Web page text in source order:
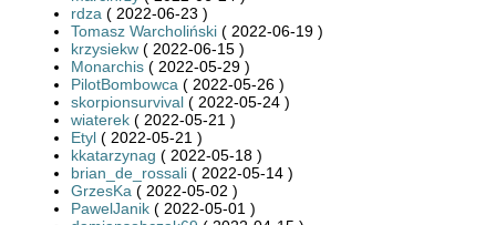
rdza ( 2022-06-23 )
Tomasz Warcholiński ( 2022-06-19 )
krzysiekw ( 2022-06-15 )
Monarchis ( 2022-05-29 )
PilotBombowca ( 2022-05-26 )
skorpionsurvival ( 2022-05-24 )
wiaterek ( 2022-05-21 )
Etyl ( 2022-05-21 )
kkatarzynag ( 2022-05-18 )
brian_de_rossali ( 2022-05-14 )
GrzesKa ( 2022-05-02 )
PawelJanik ( 2022-05-01 )